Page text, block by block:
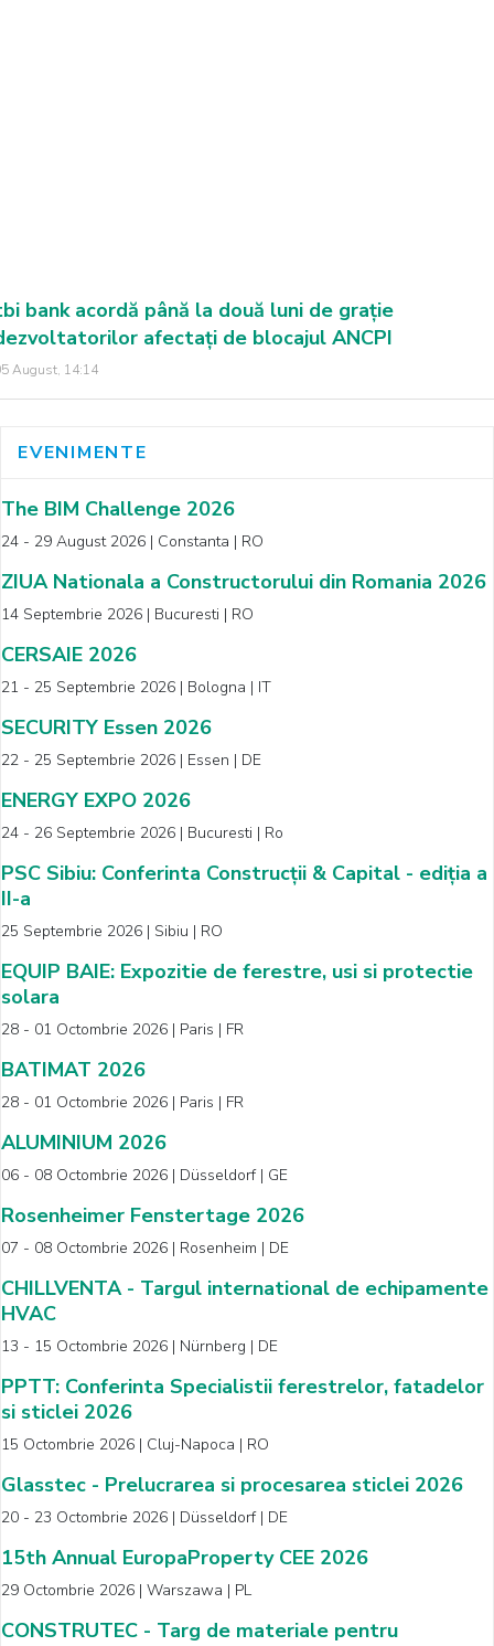
bank acordă până la două luni de grație
afectați de blocajul ANCPI
August, 14:14
EVENIMENTE
The BIM Challenge 2026
24 - 29 August 2026 | Constanta | RO
ZIUA Nationala a Constructorului din Romania 2026
14 Septembrie 2026 | Bucuresti | RO
CERSAIE 2026
21 - 25 Septembrie 2026 | Bologna | IT
SECURITY Essen 2026
22 - 25 Septembrie 2026 | Essen | DE
ENERGY EXPO 2026
24 - 26 Septembrie 2026 | Bucuresti | Ro
PSC Sibiu: Conferinta Construcții & Capital - ediția a
II-a
25 Septembrie 2026 | Sibiu | RO
EQUIP BAIE: Expozitie de ferestre, usi si protectie
solara
28 - 01 Octombrie 2026 | Paris | FR
BATIMAT 2026
28 - 01 Octombrie 2026 | Paris | FR
ALUMINIUM 2026
06 - 08 Octombrie 2026 | Düsseldorf | GE
Rosenheimer Fenstertage 2026
07 - 08 Octombrie 2026 | Rosenheim | DE
CHILLVENTA - Targul international de echipamente
HVAC
13 - 15 Octombrie 2026 | Nürnberg | DE
PPTT: Conferinta Specialistii ferestrelor, fatadelor
si sticlei 2026
15 Octombrie 2026 | Cluj-Napoca | RO
Glasstec - Prelucrarea si procesarea sticlei 2026
20 - 23 Octombrie 2026 | Düsseldorf | DE
15th Annual EuropaProperty CEE 2026
29 Octombrie 2026 | Warszawa | PL
CONSTRUTEC - Targ de materiale pentru